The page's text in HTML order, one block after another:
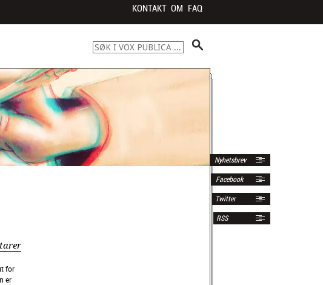
KONTAKT OM FAQ
Nyhetsbrev
Facebook
Twitter
RSS
for
er